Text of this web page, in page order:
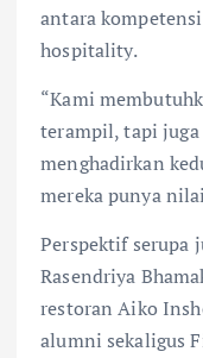
antara
hospitality.
“Kami
terampil, tapi juga
menghadirkan
mereka punya
Perspektif serupa
Rasendriya
restoran Aiko
alumni sekaligus